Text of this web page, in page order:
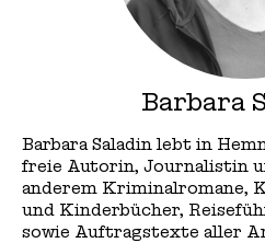
Barbara
Barbara Saladin lebt in
freie Autorin, Journalistin
anderem Kriminalromane,
und Kinderbücher,
sowie Auftragstexte aller